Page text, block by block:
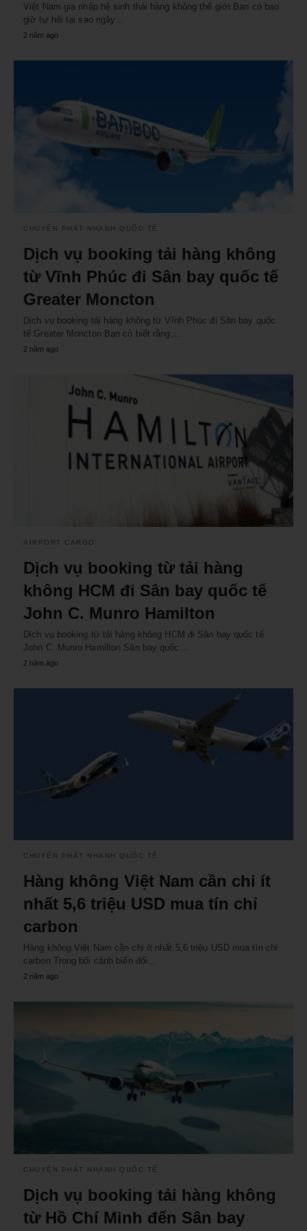
Việt Nam gia nhập hệ sinh thái hàng không thế giới Bạn có bao
giờ tự hỏi tại sao ngày…
2 năm ago
CHUYỂN PHÁT NHANH QUỐC TẾ
Dịch vụ booking tải hàng không
từ Vĩnh Phúc đi Sân bay quốc tế
Greater Moncton
Dịch vụ booking tải hàng không từ Vĩnh Phúc đi Sân bay quốc
tế Greater Moncton Bạn có biết rằng,…
2 năm ago
AIRPORT CARGO
Dịch vụ booking từ tải hàng
không HCM đi Sân bay quốc tế
John C. Munro Hamilton
Dịch vụ booking từ tải hàng không HCM đi Sân bay quốc tế
John C. Munro Hamilton Sân bay quốc…
2 năm ago
CHUYỂN PHÁT NHANH QUỐC TẾ
Hàng không Việt Nam cần chi ít
nhất 5,6 triệu USD mua tín chỉ
carbon
Hàng không Việt Nam cần chi ít nhất 5,6 triệu USD mua tín chỉ
carbon Trong bối cảnh biến đổi…
2 năm ago
CHUYỂN PHÁT NHANH QUỐC TẾ
Dịch vụ booking tải hàng không
từ Hồ Chí Minh đến Sân bay